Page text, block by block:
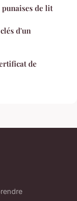
de lit
d'un
de